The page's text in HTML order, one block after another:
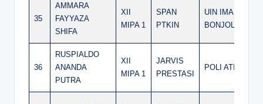
35
AMMARA
FAYYAZA
SHIFA
XII
MIPA 1
SPAN
PTKIN
UIN IMAM
BONJOL
36
RUSPIALDO
ANANDA
PUTRA
XII
MIPA 1
JARVIS
PRESTASI
POLI ATI